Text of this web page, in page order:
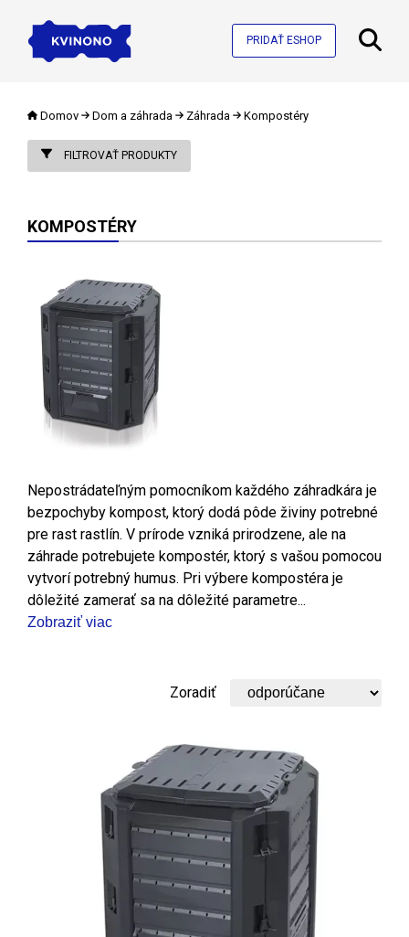
PRIDAŤ ESHOP
Domov Dom a záhrada Záhrada Kompostéry
FILTROVAŤ PRODUKTY
KOMPOSTÉRY
Nepostrádateľným pomocníkom každého záhradkára je
bezpochyby kompost, ktorý dodá pôde živiny potrebné
pre rast rastlín. V prírode vzniká prirodzene, ale na
záhrade potrebujete kompostér, ktorý s vašou pomocou
vytvorí potrebný humus. Pri výbere kompostéra je
dôležité zamerať sa na dôležité parametre...
Zobraziť viac
Zoradiť